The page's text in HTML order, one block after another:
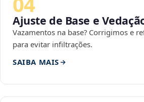
Ajuste de Base e
Vazamentos na base? Corrigimos e
para evitar infiltrações.
SAIBA MAIS